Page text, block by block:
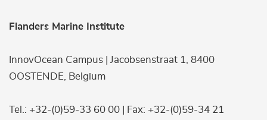
Flanders Marine Institute
InnovOcean Campus | Jacobsenstraat 1, 8400
OOSTENDE, Belgium
Tel.: +32-(0)59-33 60 00 | Fax: +32-(0)59-34 21